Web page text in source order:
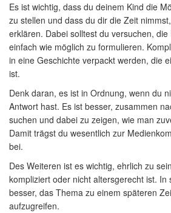
Es ist wichtig, dass du deinem Kind die
zu stellen und dass du dir die Zeit
erklären. Dabei solltest du versuchen,
einfach wie möglich zu formulieren.
in eine Geschichte verpackt werden, die
ist.
Denk daran, es ist in Ordnung, wenn du
Antwort hast. Es ist besser, zusammen
suchen und dabei zu zeigen, wie man
Damit trägst du wesentlich zur
bei.
Des Weiteren ist es wichtig, ehrlich zu
kompliziert oder nicht altersgerecht ist. In
besser, das Thema zu einem späteren
aufzugreifen.